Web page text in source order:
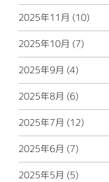
2025年11月 (10)
2025年10月 (7)
2025年9月 (4)
2025年8月 (6)
2025年7月 (12)
2025年6月 (7)
2025年5月 (5)